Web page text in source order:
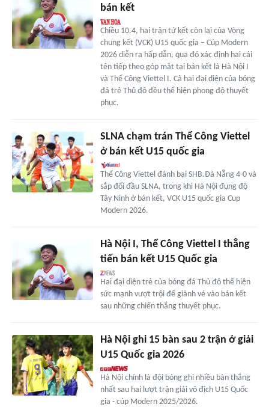
bán kết
Chiều 10.4, hai trận tứ kết còn lại của Vòng
chung kết (VCK) U15 quốc gia – Cúp Modern
2026 diễn ra hấp dẫn, qua đó xác định hai cái
tên tiếp theo góp mặt tại bán kết là Hà Nội I
và Thể Công Viettel I. Cả hai đại diện của bóng
đá trẻ Thủ đô đều thể hiện phong độ thuyết
phục.
SLNA chạm trán Thể Công Viettel
ở bán kết U15 quốc gia
Thể Công Viettel đánh bại SHB.Đà Nẵng 4-0 và
sắp đối đầu SLNA, trong khi Hà Nội đụng độ
Tây Ninh ở bán kết, VCK U15 quốc gia Cup
Modern 2026.
Hà Nội I, Thể Công Viettel I thẳng
tiến bán kết U15 Quốc gia
Hai đại diện trẻ của bóng đá Thủ đô thể hiện
sức mạnh vượt trội để giành vé vào bán kết
sau những chiến thắng thuyết phục.
Hà Nội ghi 15 bàn sau 2 trận ở giải
U15 Quốc gia 2026
Hà Nội chính là đội bóng ghi nhiều bàn thắng
nhất sau hai lượt trận giải vô địch U15 Quốc
gia - cúp Modern 2025/2026.